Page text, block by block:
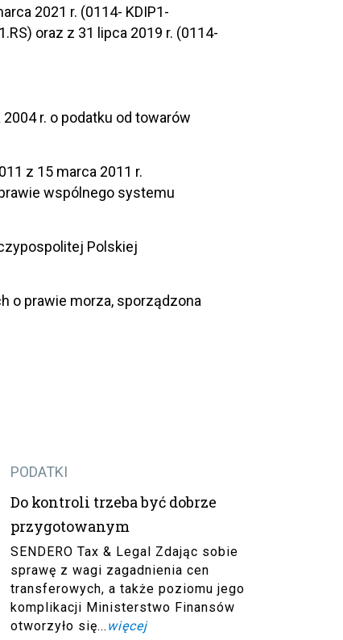
2021 r. (0114- KDIP1-
oraz z 31 lipca 2019 r. (0114-
r. o podatku od towarów
z 15 marca 2011 r.
wspólnego systemu
Polskiej
o prawie morza, sporządzona
PODATKI
Do kontroli trzeba być dobrze
przygotowanym
SENDERO Tax & Legal Zdając sobie
sprawę z wagi zagadnienia cen
transferowych, a także poziomu jego
komplikacji Ministerstwo Finansów
otworzyło się... więcej